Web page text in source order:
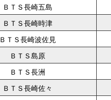
ＢＴＳ長崎五島
ＢＴＳ長崎時津
ＢＴＳ長崎波佐見
ＢＴＳ島原
ＢＴＳ長洲
ＢＴＳ長崎佐々